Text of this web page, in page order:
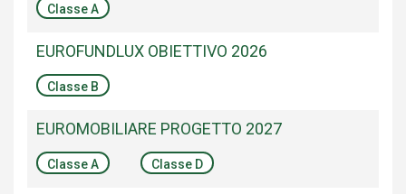
Classe A
EUROFUNDLUX OBIETTIVO 2026
Classe B
EUROMOBILIARE PROGETTO 2027
Classe A Classe D